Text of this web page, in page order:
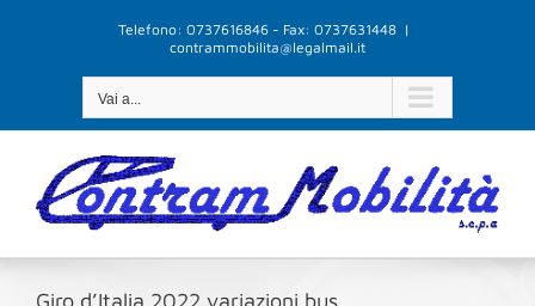
Telefono: 0737616846 - Fax: 0737631448 |
contrammobilita@legalmail.it
Vai a...
Giro d’Italia 2022 variazioni bus